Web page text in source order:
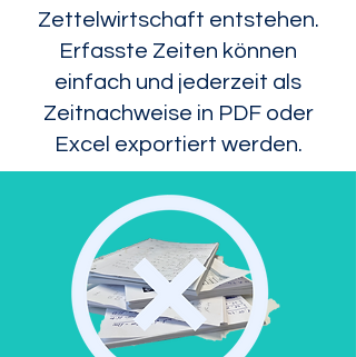
Zettelwirtschaft entstehen.
Erfasste Zeiten können
einfach und jederzeit als
Zeitnachweise in PDF oder
Excel exportiert werden.